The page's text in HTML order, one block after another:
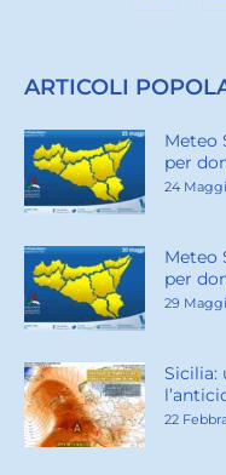
ARTICOLI
Meteo
per
24
Meteo
per
29
Sicilia:
22